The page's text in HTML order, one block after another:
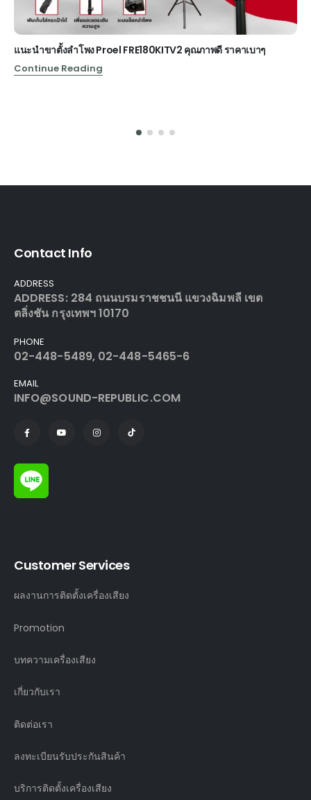
แนะนำขาตั้งลำโพง Proel FRE180KITV2 คุณภาพดี ราคาเบาๆ
Continue Reading
Contact Info
ADDRESS
ADDRESS: 284 ถนนบรมราชชนนี แขวงฉิมพลี เขต
ตลิ่งชัน กรุงเทพฯ 10170
PHONE
02-448-5489, 02-448-5465-6
EMAIL
INFO@SOUND-REPUBLIC.COM
Customer Services
ผลงานการติดตั้งเครื่องเสียง
Promotion
บทความเครื่องเสียง
เกี่ยวกับเรา
ติดต่อเรา
ลงทะเบียนรับประกันสินค้า
บริการติดตั้งเครื่องเสียง